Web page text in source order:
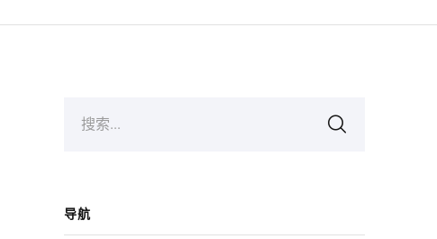
搜索...
导航